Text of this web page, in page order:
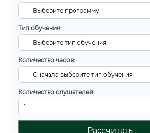
Тип обучения:
Количество часов:
Количество слушателей:
Рассчитать